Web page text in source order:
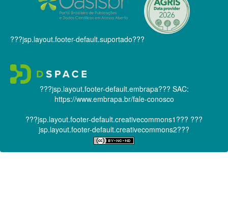
???jsp.layout.footer-default.suportado???
???jsp.layout.footer-default.embrapa??? SAC:
https://www.embrapa.br/fale-conosco
???jsp.layout.footer-default.creativecommons1??? ???
jsp.layout.footer-default.creativecommons2???